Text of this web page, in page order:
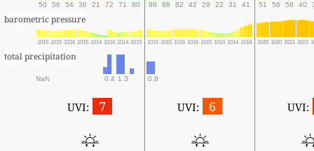
50 56 54 36 21 72 71 80 89 88 82 42 29 22 31 41 51 56 58 40
barometric pressure
1015 1015 1016 1015 1014 1016 1014 1015 1015 1015 1016 1016 1015 1014 1014 1018 1020 1020 1021 1021
total precipitation
NaN 0.4 1.3 0.8
UVI: 7 UVI: 6 UVI: